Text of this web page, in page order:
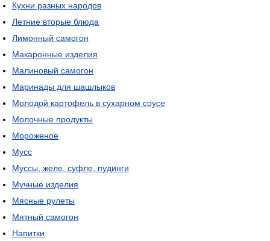
Кухни разных народов
Летние вторые блюда
Лимонный самогон
Макаронные изделия
Малиновый самогон
Маринады для шашлыков
Молодой картофель в сухарном соусе
Молочные продукты
Мороженое
Мусс
Муссы, желе, суфле, пудинги
Мучные изделия
Мясные рулеты
Мятный самогон
Напитки